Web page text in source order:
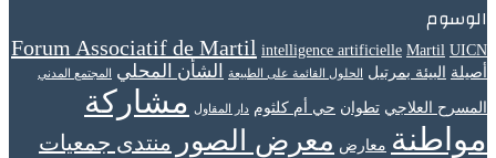
الوسوم
Forum Associatif de Martil intelligence artificielle Martil UICN
أصيلة البيئة بمرتيل الحلول القائمة على الطبيعة الشأن المحلي المجتمع المدني
المسرح العلاجي تطوان حي أم كلثوم دار المقاول
مشاركة
مواطنة معارض معرض الصور
منتدى جمعيات